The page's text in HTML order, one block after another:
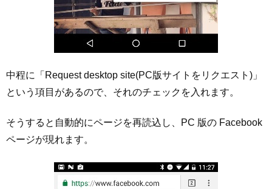
中程に「Request desktop site(PC版サイトをリクエスト)」
という項目があるので、それのチェックを入れます。
そうすると自動的にページを再読込し、PC 版の Facebook
ページが現れます。